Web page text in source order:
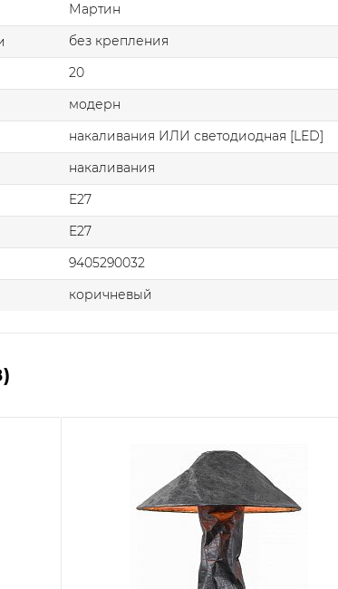
Мартин
без крепления
20
модерн
накаливания ИЛИ светодиодная [LED]
накаливания
E27
E27
9405290032
коричневый